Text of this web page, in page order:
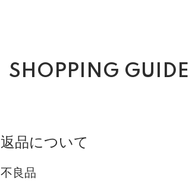
SHOPPING GUIDE
返品について
不良品